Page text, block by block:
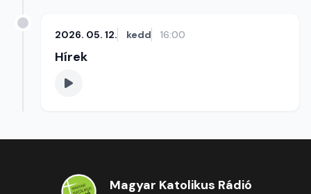
2026. 05. 12. kedd 16:00
Hírek
Magyar Katolikus Rádió